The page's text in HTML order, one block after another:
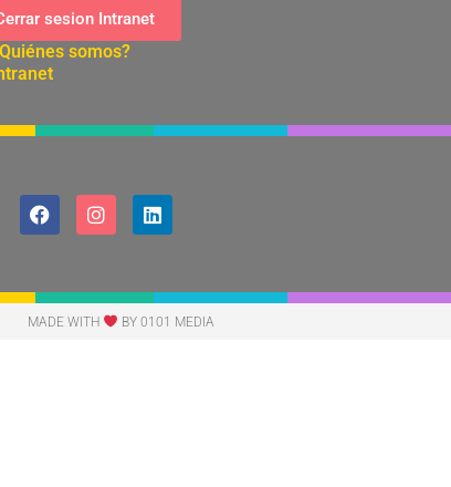
sesion Intranet
somos?
MADE WITH BY 0101 MEDIA